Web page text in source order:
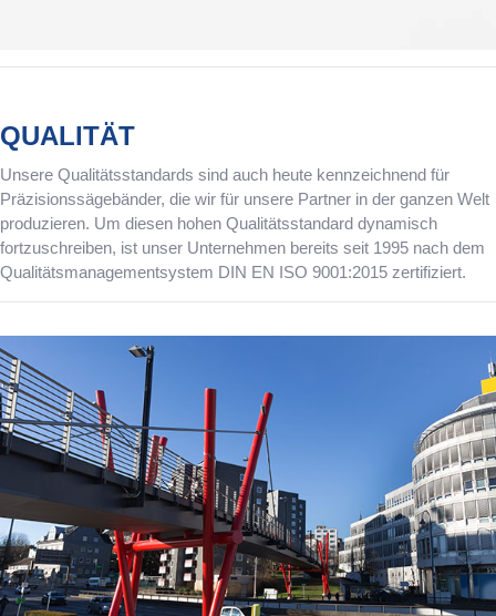
QUALITÄT
Unsere Qualitätsstandards sind auch heute kennzeichnend für
Präzisionssägebänder, die wir für unsere Partner in der ganzen Welt
produzieren. Um diesen hohen Qualitätsstandard dynamisch
fortzuschreiben, ist unser Unternehmen bereits seit 1995 nach dem
Qualitätsmanagementsystem DIN EN ISO 9001:2015 zertifiziert.